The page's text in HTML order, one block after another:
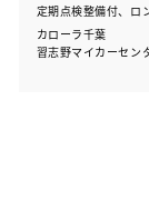
定期点検整備付、ロ
カローラ千葉
習志野マイカーセン